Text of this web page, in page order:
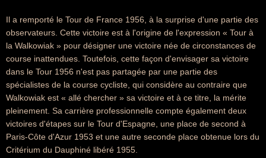
Il a remporté le Tour de France 1956, à la surprise d'une partie des
observateurs. Cette victoire est à l'origine de l'expression « Tour à
la Walkowiak » pour désigner une victoire née de circonstances de
course inattendues. Toutefois, cette façon d'envisager sa victoire
dans le Tour 1956 n'est pas partagée par une partie des
spécialistes de la course cycliste, qui considère au contraire que
Walkowiak est « allé chercher » sa victoire et à ce titre, la mérite
pleinement. Sa carrière professionnelle compte également deux
victoires d'étapes sur le Tour d'Espagne, une place de second à
Paris-Côte d'Azur 1953 et une autre seconde place obtenue lors du
Critérium du Dauphiné libéré 1955.